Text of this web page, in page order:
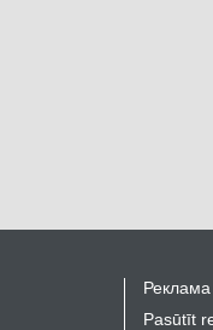
Реклама
Pasūtīt